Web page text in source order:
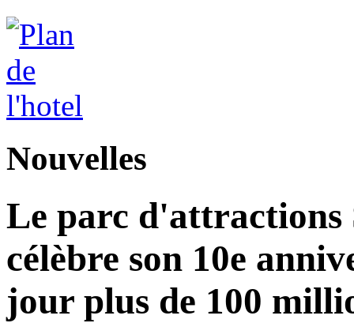
Nouvelles
Le parc d'attractions
célèbre son 10e
jour plus de 100